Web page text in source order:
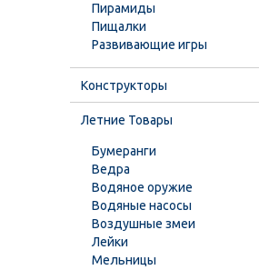
Пирамиды
Пищалки
Развивающие игры
Конструкторы
Летние Товары
Бумеранги
Ведра
Водяное оружие
Водяные насосы
Воздушные змеи
Лейки
Мельницы